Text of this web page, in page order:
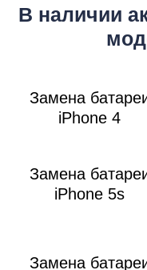
В наличии
Замена
iPhone 4
Замена
iPhone 5s
Замена